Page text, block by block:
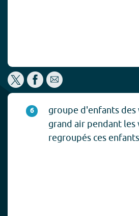
6
groupe d'enfants des
grand air pendant les
regroupés ces